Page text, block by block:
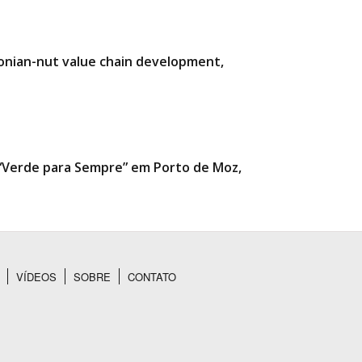
nut value chain development,
para Sempre” em Porto de Moz,
VÍDEOS SOBRE CONTATO